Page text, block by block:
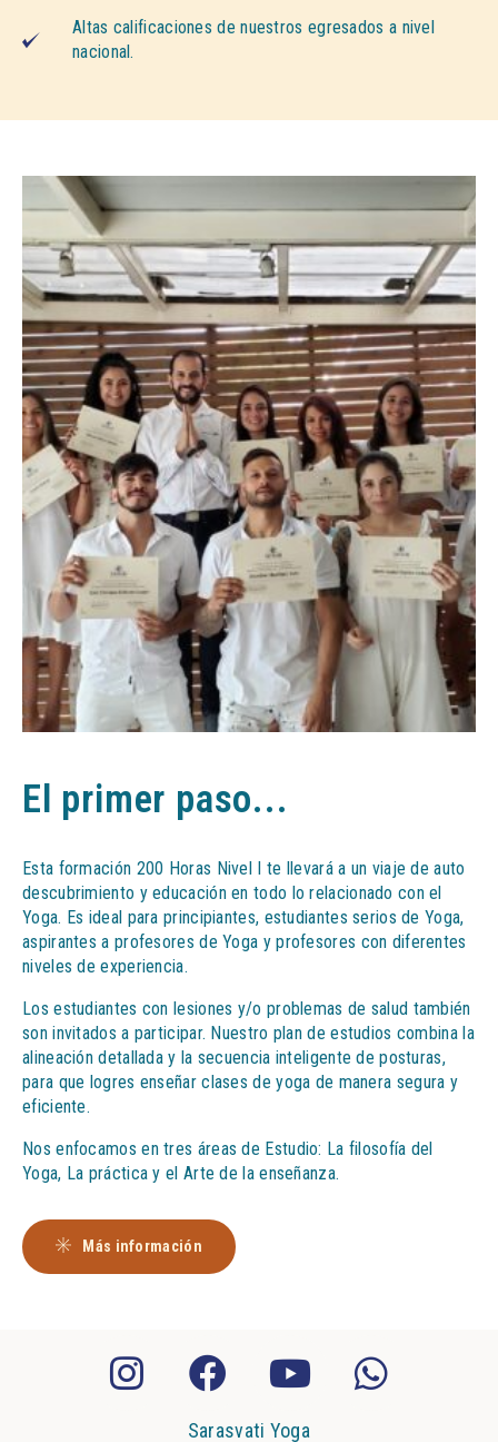
Altas calificaciones de nuestros egresados a nivel
nacional.
El primer paso...
Esta formación 200 Horas Nivel I te llevará a un viaje de auto
descubrimiento y educación en todo lo relacionado con el
Yoga. Es ideal para principiantes, estudiantes serios de Yoga,
aspirantes a profesores de Yoga y profesores con diferentes
niveles de experiencia.
Los estudiantes con lesiones y/o problemas de salud también
son invitados a participar. Nuestro plan de estudios combina la
alineación detallada y la secuencia inteligente de posturas,
para que logres enseñar clases de yoga de manera segura y
eficiente.
Nos enfocamos en tres áreas de Estudio: La filosofía del
Yoga, La práctica y el Arte de la enseñanza.
Más información
Sarasvati Yoga